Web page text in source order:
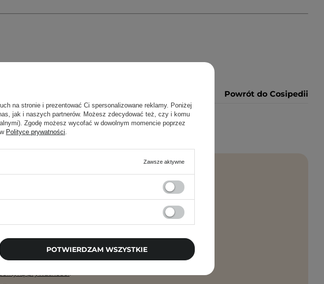
Powrót do Cosipedii
beauty nowości - prosto na maila!
marketingowych i przetwarzanie moich
prywatności.
ZAPISZ SIĘ
na stronie i prezentować Ci spersonalizowane reklamy. Poniżej
jak i naszych partnerów. Możesz zdecydować też, czy i komu
Zgodę możesz wycofać w dowolnym momencie poprzez
Polityce prywatności.
Zawsze aktywne
POTWIERDZAM WSZYSTKIE